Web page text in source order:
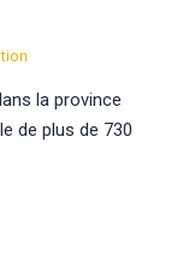
la province
de plus de 730